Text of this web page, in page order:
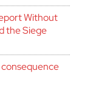
Without
the Siege